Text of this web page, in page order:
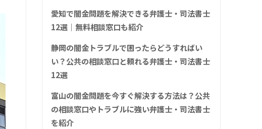
愛知で闇金問題を解決できる弁護士・司法書士
12選｜無料相談窓口も紹介
静岡の闇金トラブルで困ったらどうすればい
い？公共の相談窓口と頼れる弁護士・司法書士
12選
富山の闇金問題を今すぐ解決する方法は？公共
の相談窓口やトラブルに強い弁護士・司法書士
を紹介